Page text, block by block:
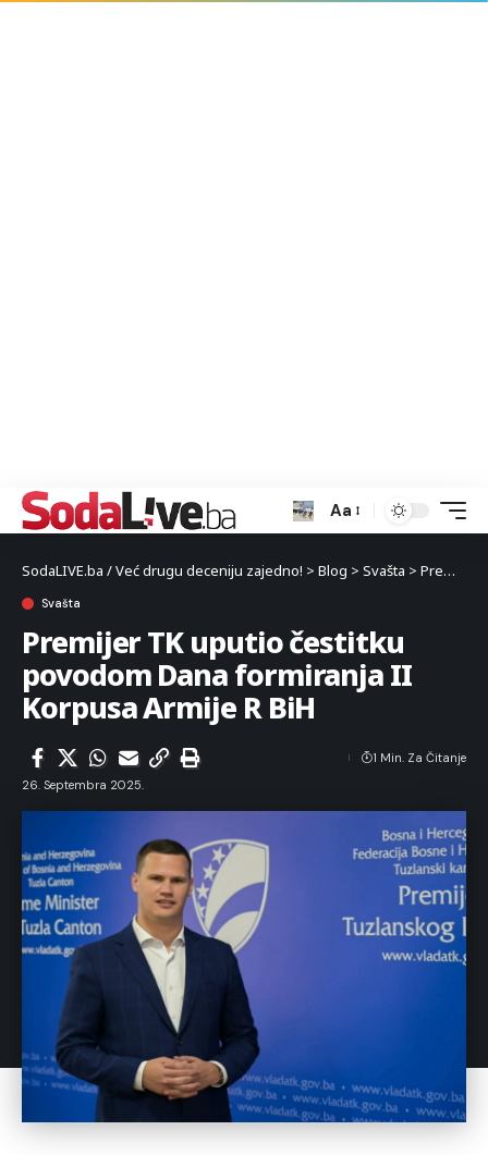
Aa
SodaLIVE.ba / Već drugu deceniju zajedno! > Blog > Svašta > Premijer TK uputio čestitku povodom Dana formiranja II Korpusa Armije R BiH
Svašta
Premijer TK uputio čestitku
povodom Dana formiranja II
Korpusa Armije R BiH
26. Septembra 2025.
1 Min. Za Čitanje